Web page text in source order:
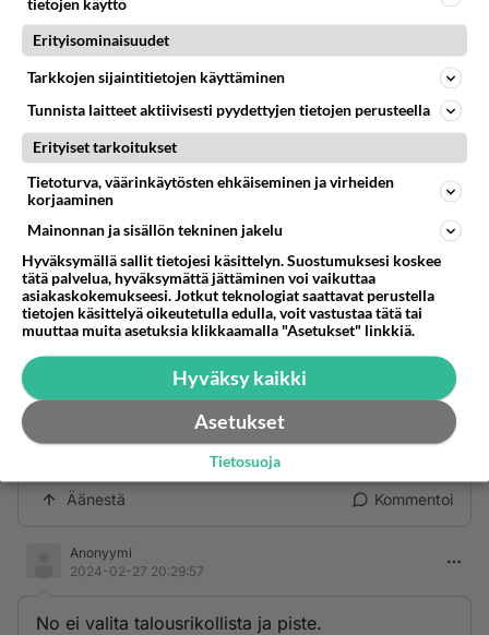
2024-02-27 20:12:23
Onko valitsijaryhmä syyllistynyt jo johonkin, kun
ovat kutsuneet näin keskeiseen virkaan
päällä ehdollinen vankeustuomio?
Äänestä Kommentoi
2024-02-27 20:23:33
Annetaan mahdollisuus yrittää Kuhmossa minun
elämää ei hetkauta sinne eikä tänne..
Äänestä Kommentoi
Anonyymi
2024-02-27 20:29:57
No ei valita talousrikollista ja piste.
tietojen käyttö
Erityisominaisuudet
Tarkkojen sijaintitietojen käyttäminen
Tunnista laitteet aktiivisesti pyydettyjen tietojen perusteella
Erityiset tarkoitukset
Tietoturva, väärinkäytösten ehkäiseminen ja virheiden
korjaaminen
Mainonnan ja sisällön tekninen jakelu
Hyväksymällä sallit tietojesi käsittelyn. Suostumuksesi koskee
tätä palvelua, hyväksymättä jättäminen voi vaikuttaa
asiakaskokemukseesi. Jotkut teknologiat saattavat perustella
tietojen käsittelyä oikeutetulla edulla, voit vastustaa tätä tai
muuttaa muita asetuksia klikkaamalla "Asetukset" linkkiä.
Hyväksy kaikki
Asetukset
Tietosuoja